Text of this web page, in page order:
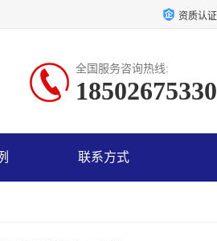
资质认证
全国服务咨询热线:
18502675330
联系方式